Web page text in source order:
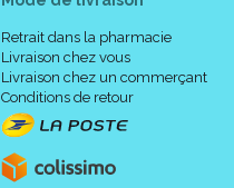
Retrait dans la pharmacie
Livraison chez vous
Livraison chez un commerçant
Conditions de retour